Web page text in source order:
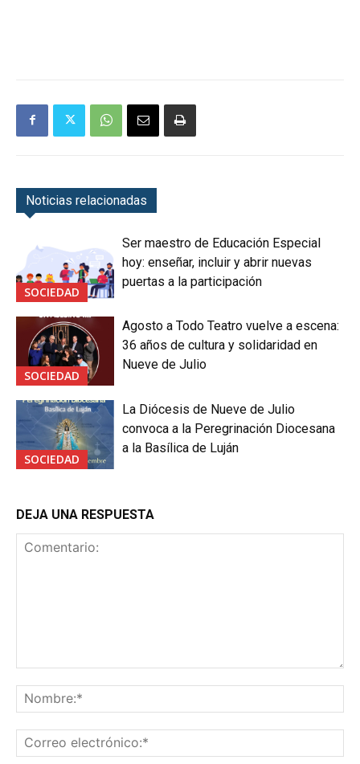
Noticias relacionadas
SOCIEDAD
Ser maestro de Educación Especial
hoy: enseñar, incluir y abrir nuevas
puertas a la participación
SOCIEDAD
Agosto a Todo Teatro vuelve a escena:
36 años de cultura y solidaridad en
Nueve de Julio
SOCIEDAD
La Diócesis de Nueve de Julio
convoca a la Peregrinación Diocesana
a la Basílica de Luján
DEJA UNA RESPUESTA